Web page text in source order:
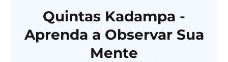
Quintas Kadampa -
Aprenda a Observar Sua
Mente